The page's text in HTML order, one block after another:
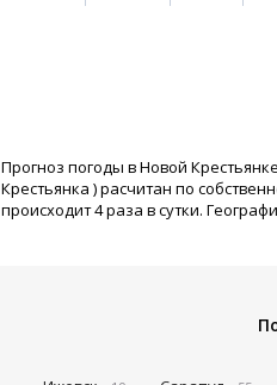
Прогноз погоды в Новой
Крестьянка ) расчитан по
происходит 4 раза в сутки.